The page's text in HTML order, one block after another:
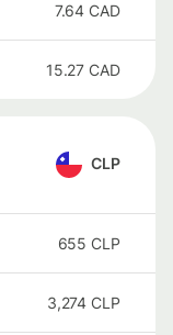
7.64 CAD
15.27 CAD
CLP
655 CLP
3,274 CLP